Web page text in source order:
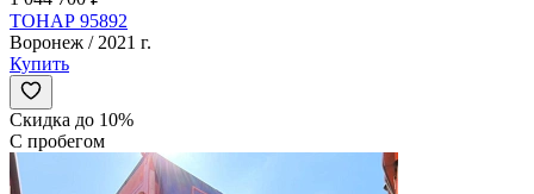
ТОНАР 95892
Воронеж / 2021 г.
Купить
Скидка до 10%
С пробегом